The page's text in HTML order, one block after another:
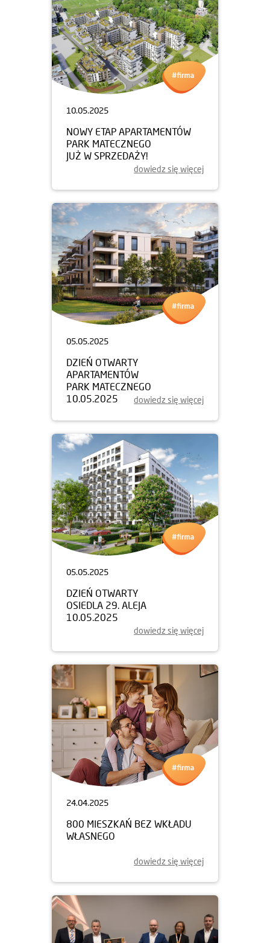
10.05.2025
NOWY ETAP APARTAMENTÓW
PARK MATECZNEGO
JUŻ W SPRZEDAŻY!
dowiedz się więcej
05.05.2025
DZIEŃ OTWARTY
APARTAMENTÓW
PARK MATECZNEGO
10.05.2025
dowiedz się więcej
05.05.2025
DZIEŃ OTWARTY
OSIEDLA 29. ALEJA
10.05.2025
dowiedz się więcej
24.04.2025
800 MIESZKAŃ BEZ WKŁADU
WŁASNEGO
dowiedz się więcej